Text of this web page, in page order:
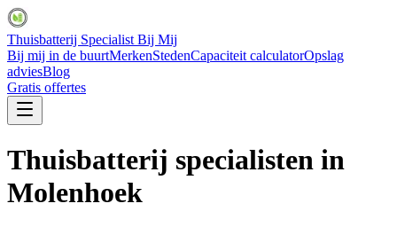
Thuisbatterij Specialist Bij Mij
Bij mij in de buurtMerkenStedenCapaciteit calculatorOpslag
adviesBlog
Gratis offertes
Thuisbatterij specialisten in
Molenhoek